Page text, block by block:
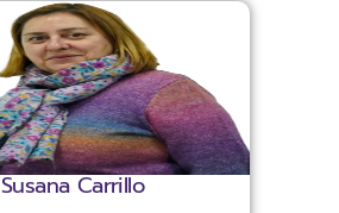
Susana Carrillo